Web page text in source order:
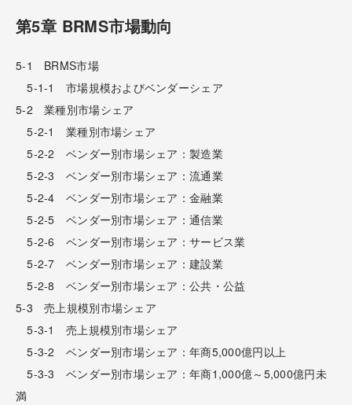
第5章 BRMS市場動向
5-1 BRMS市場
5-1-1 市場規模およびベンダーシェア
5-2 業種別市場シェア
5-2-1 業種別市場シェア
5-2-2 ベンダー別市場シェア：製造業
5-2-3 ベンダー別市場シェア：流通業
5-2-4 ベンダー別市場シェア：金融業
5-2-5 ベンダー別市場シェア：通信業
5-2-6 ベンダー別市場シェア：サービス業
5-2-7 ベンダー別市場シェア：建設業
5-2-8 ベンダー別市場シェア：公共・公益
5-3 売上規模別市場シェア
5-3-1 売上規模別市場シェア
5-3-2 ベンダー別市場シェア：年商5,000億円以上
5-3-3 ベンダー別市場シェア：年商1,000億～5,000億円未
満